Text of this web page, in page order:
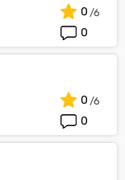
0
0
0
0